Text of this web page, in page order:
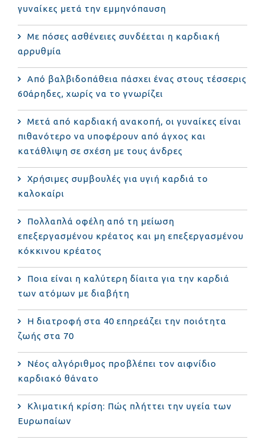
γυναίκες μετά την εμμηνόπαυση
Με πόσες ασθένειες συνδέεται η καρδιακή
αρρυθμία
Από βαλβιδοπάθεια πάσχει ένας στους τέσσερις
60άρηδες, χωρίς να το γνωρίζει
Μετά από καρδιακή ανακοπή, οι γυναίκες είναι
πιθανότερο να υποφέρουν από άγχος και
κατάθλιψη σε σχέση με τους άνδρες
Χρήσιμες συμβουλές για υγιή καρδιά το
καλοκαίρι
Πολλαπλά οφέλη από τη μείωση
επεξεργασμένου κρέατος και μη επεξεργασμένου
κόκκινου κρέατος
Ποια είναι η καλύτερη δίαιτα για την καρδιά
των ατόμων με διαβήτη
Η διατροφή στα 40 επηρεάζει την ποιότητα
ζωής στα 70
Νέος αλγόριθμος προβλέπει τον αιφνίδιο
καρδιακό θάνατο
Κλιματική κρίση: Πώς πλήττει την υγεία των
Ευρωπαίων